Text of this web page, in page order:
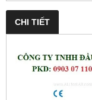
CHI TIẾT